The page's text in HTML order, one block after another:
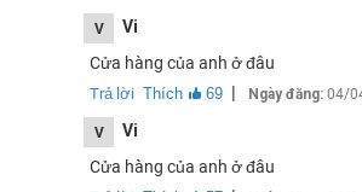
V
Vi
Cửa hàng của anh ở đâu
Trả lời Thích 69 | Ngày đăng: 04/
V
Vi
Cửa hàng của anh ở đâu